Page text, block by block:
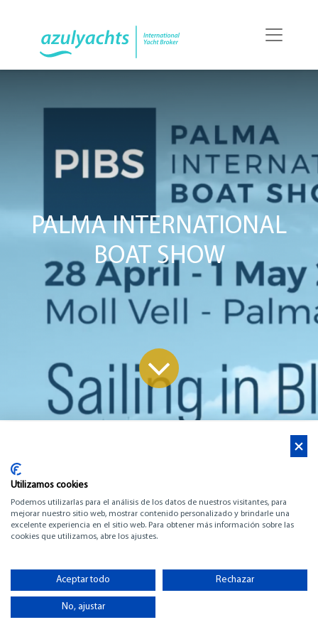
PALMA INTERNATIONAL
BOAT SHOW
PALMA INTERNATIONAL
BOAT SHOW 28.04.2022 -
01.05.2022 MOLL VELL DE
PALMA
Utilizamos cookies
Podemos utilizarlas para el análisis de los datos de nuestros visitantes, para
mejorar nuestro sitio web, mostrar contenido personalizado y brindarle una
excelente experiencia en el sitio web. Para obtener más información sobre las
cookies que utilizamos, abre los ajustes.
Aceptar todo Rechazar
No, ajustar